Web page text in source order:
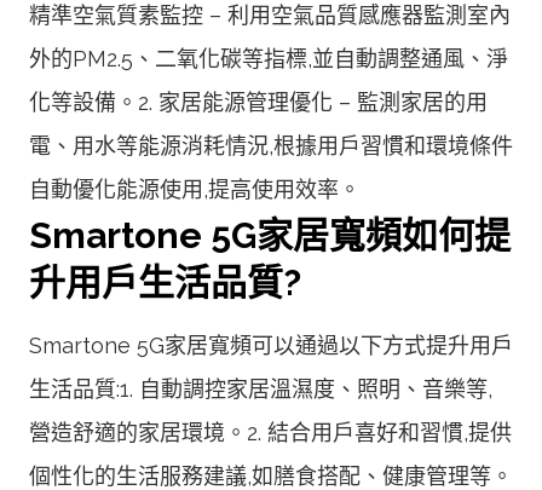
精準空氣質素監控 – 利用空氣品質感應器監測室內
外的PM2.5、二氧化碳等指標,並自動調整通風、淨
化等設備。2. 家居能源管理優化 – 監測家居的用
電、用水等能源消耗情況,根據用戶習慣和環境條件
自動優化能源使用,提高使用效率。
Smartone 5G家居寬頻如何提
升用戶生活品質?
Smartone 5G家居寬頻可以通過以下方式提升用戶
生活品質:1. 自動調控家居溫濕度、照明、音樂等,
營造舒適的家居環境。2. 結合用戶喜好和習慣,提供
個性化的生活服務建議,如膳食搭配、健康管理等。